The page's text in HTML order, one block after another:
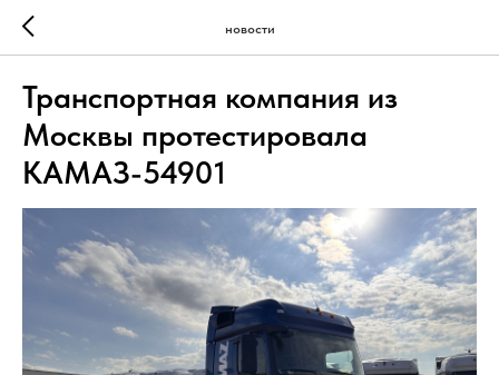
новости
Транспортная компания из
Москвы протестировала
КАМАЗ-54901